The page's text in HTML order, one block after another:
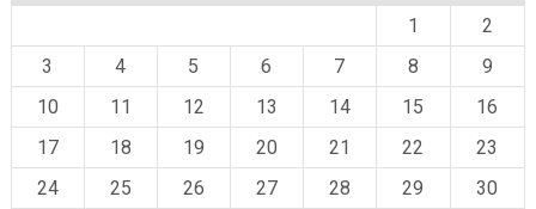
1
2
3
4 5 6 7 8
9
10
11 12 13 14 15
16
17
18 19 20 21 22
23
24
25 26 27 28 29
30